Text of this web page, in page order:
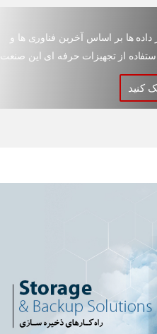
ها بر اساس آخرین فناوری ها و
از تجهیزات حرفه ای این صنعت
کنید